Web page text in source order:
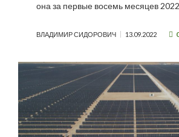
она за первые восемь месяцев
ВЛАДИМИР СИДОРОВИЧ 13.09.2022